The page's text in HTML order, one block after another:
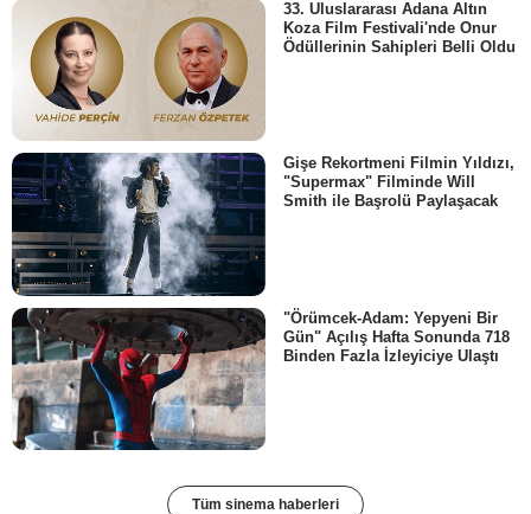
33. Uluslararası Adana Altın
Koza Film Festivali'nde Onur
Ödüllerinin Sahipleri Belli Oldu
Gişe Rekortmeni Filmin Yıldızı,
"Supermax" Filminde Will
Smith ile Başrolü Paylaşacak
"Örümcek-Adam: Yepyeni Bir
Gün" Açılış Hafta Sonunda 718
Binden Fazla İzleyiciye Ulaştı
Tüm sinema haberleri